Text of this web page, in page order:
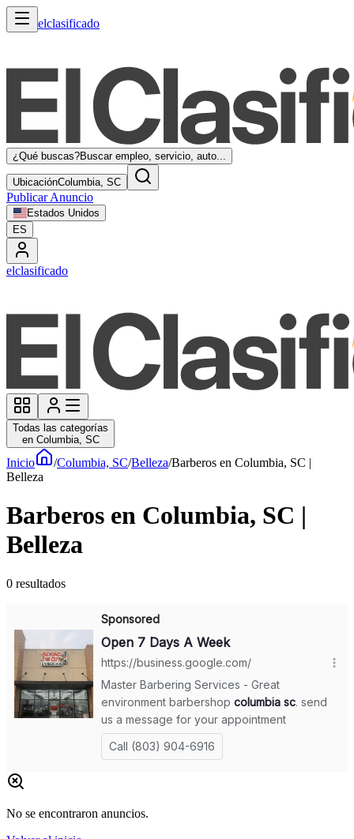
elclasificado
¿Qué buscas?Buscar empleo, servicio, auto...
UbicaciónColumbia, SC
Publicar Anuncio
Estados Unidos
ES
elclasificado
Todas las categorías
en Columbia, SC
Inicio /Columbia, SC/Belleza/Barberos en Columbia, SC |
Belleza
Barberos en Columbia, SC |
Belleza
0 resultados
No se encontraron anuncios.